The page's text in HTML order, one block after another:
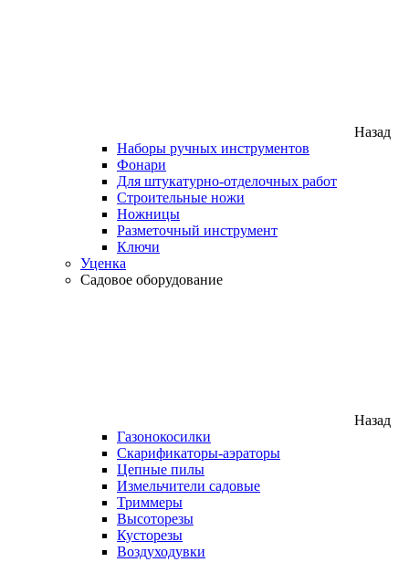
Назад
Наборы ручных инструментов
Фонари
Для штукатурно-отделочных работ
Строительные ножи
Ножницы
Разметочный инструмент
Ключи
Уценка
Садовое оборудование
Назад
Газонокосилки
Скарификаторы-аэраторы
Цепные пилы
Измельчители садовые
Триммеры
Высоторезы
Кусторезы
Воздуходувки